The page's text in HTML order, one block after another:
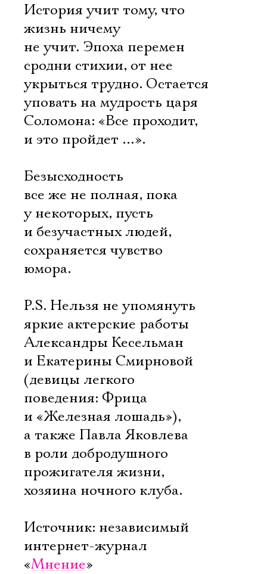
История учит тому, что
жизнь ничему
не учит. Эпоха перемен
сродни стихии, от нее
укрыться трудно. Остается
уповать на мудрость царя
Соломона: «Все проходит,
и это пройдет …».
Безысходность
все же не полная, пока
у некоторых, пусть
и безучастных людей,
сохраняется чувство
юмора.
P.S. Нельзя не упомянуть
яркие актерские работы
Александры Кесельман
и Екатерины Смирновой
(девицы легкого
поведения: Фрица
и «Железная лошадь»),
а также Павла Яковлева
в роли добродушного
прожигателя жизни,
хозяина ночного клуба.
Источник: независимый
интернет-журнал
«Мнение»